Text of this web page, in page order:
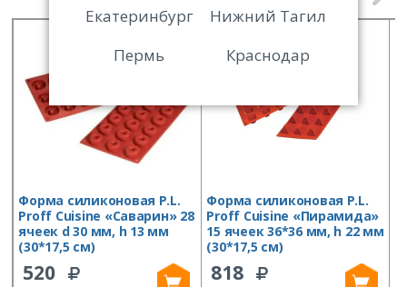
Форма силиконовая P.L.
Proff Cuisine «Саварин» 28
ячеек d 30 мм, h 13 мм
(30*17,5 см)
520
Форма силиконовая P.L.
Proff Cuisine «Пирамида»
15 ячеек 36*36 мм, h 22 мм
(30*17,5 см)
818
Екатеринбург
Нижний Тагил
Пермь
Краснодар